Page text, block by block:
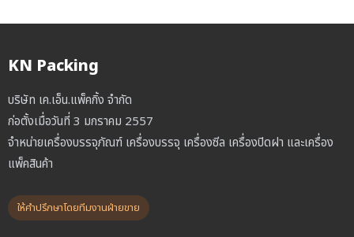
KN Packing
บริษัท เค.เอ็น.แพ็คกิ้ง จำกัด
ก่อตั้งเมื่อวันที่ 3 มกราคม 2557
จำหน่ายเครื่องบรรจุภัณฑ์ เครื่องบรรจุ เครื่องซีล เครื่องปิดฝา และเครื่อง
แพ็คสินค้า
ให้คำปรึกษาโดยทีมงานฝ่ายขาย